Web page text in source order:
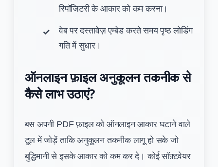
रिपॉजिटरी के आकार को कम करना।
वेब पर दस्तावेज़ एम्बेड करते समय पृष्ठ लोडिंग
गति में सुधार।
ऑनलाइन फ़ाइल अनुकूलन तकनीक से
कैसे लाभ उठाएं?
बस अपनी PDF फ़ाइल को ऑनलाइन आकार घटाने वाले
टूल में जोड़ें ताकि अनुकूलन तकनीक लागू हो सके जो
बुद्धिमानी से इसके आकार को कम कर दे। कोई सॉफ़्टवेयर